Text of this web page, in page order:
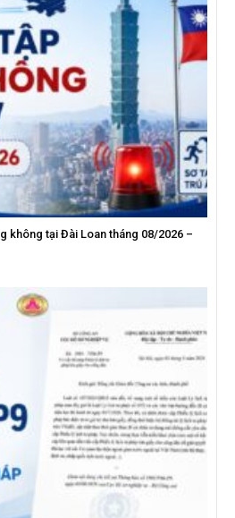
không tại Đài Loan tháng 08/2026 –